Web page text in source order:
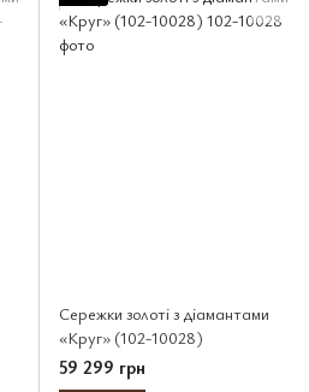
Сережки золоті з діамантами
«Круг» (102-10028)
59 299 грн